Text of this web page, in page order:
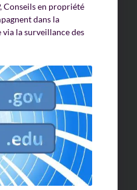
Conseils en propriété
dans la
la surveillance des